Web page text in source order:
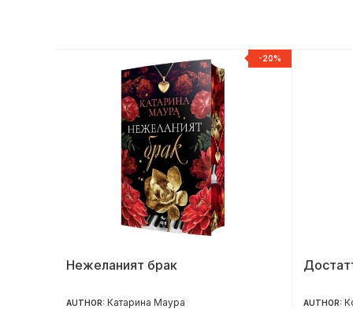
-20%
Нежеланият брак
AUTHOR: Катарина Маура AUTHOR: